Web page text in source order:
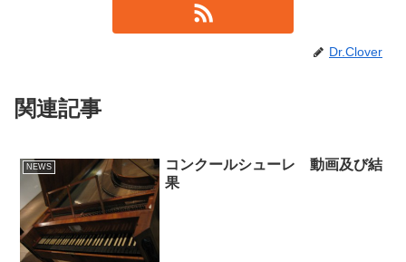
Dr.Clover
関連記事
NEWS
コンクールシューレ 動画及び結
果